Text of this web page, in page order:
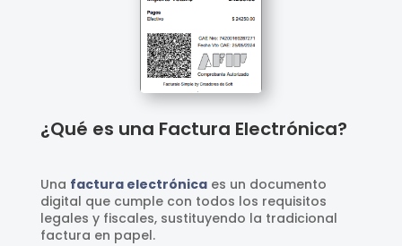
¿Qué es una Factura Electrónica?
Una factura electrónicaes un documento
digital que cumple con todos los requisitos
legales y fiscales, sustituyendo la tradicional
factura en papel.